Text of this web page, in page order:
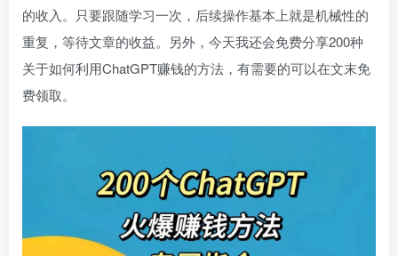
的收入。只要跟随学习一次，后续操作基本上就是机械性的
重复，等待文章的收益。另外，今天我还会免费分享200种
关于如何利用ChatGPT赚钱的方法，有需要的可以在文末免
费领取。